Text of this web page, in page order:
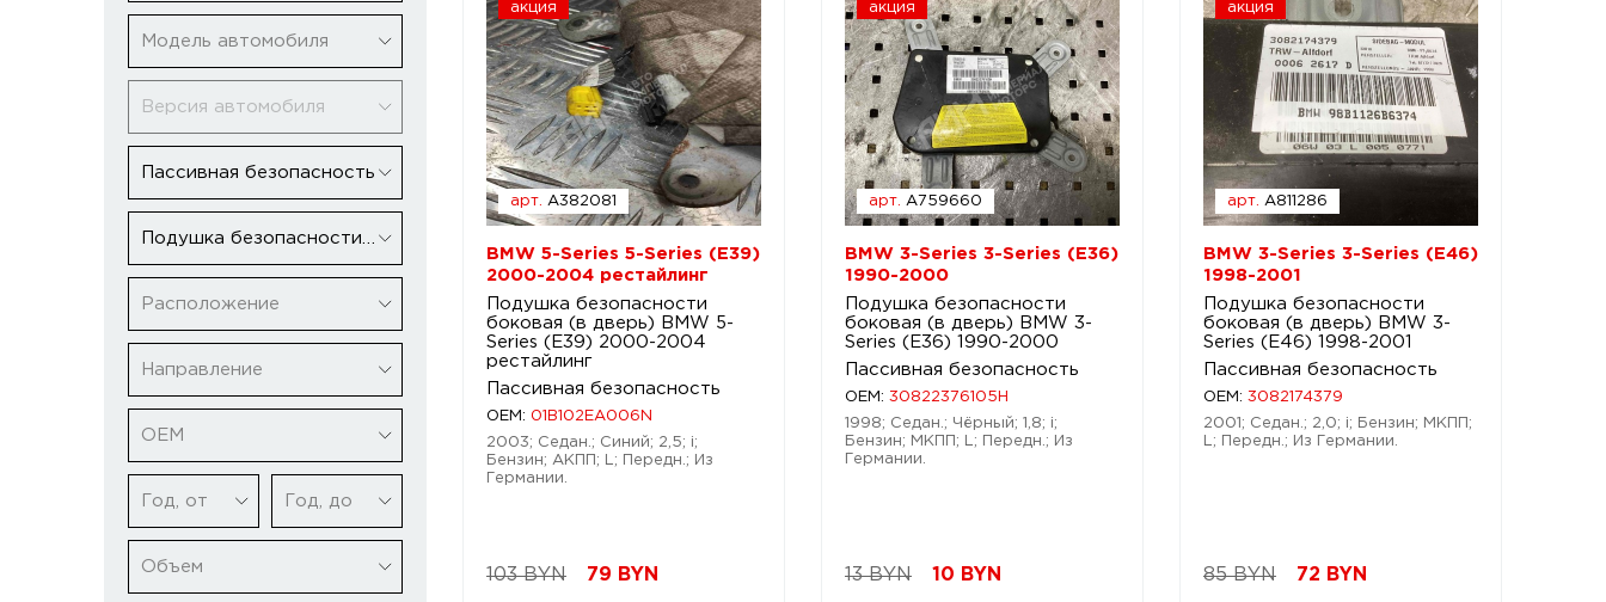
Модель автомобиля
Версия автомобиля
Пассивная безопасность
Расположение
Направление
ОЕМ
Год, от Год, до
Объем
акция
арт. A382081
BMW 5-Series 5-Series (E39)
2000-2004 рестайлинг
Подушка безопасности
боковая (в дверь) BMW 5-
Series (E39) 2000-2004
рестайлинг
Пассивная безопасность
OEM: 01B102EA006N
2003; Седан.; Синий; 2,5; i;
Бензин; АКПП; L; Передн.; Из
Германии.
103 BYN 79 BYN
акция
арт. A759660
BMW 3-Series 3-Series (E36)
1990-2000
Подушка безопасности
боковая (в дверь) BMW 3-
Series (E36) 1990-2000
Пассивная безопасность
OEM: 30822376105H
1998; Седан.; Чёрный; 1,8; i;
Бензин; МКПП; L; Передн.; Из
Германии.
13 BYN 10 BYN
акция
арт. A811286
BMW 3-Series 3-Series (E46)
1998-2001
Подушка безопасности
боковая (в дверь) BMW 3-
Series (E46) 1998-2001
Пассивная безопасность
OEM: 3082174379
2001; Седан.; 2,0; i; Бензин; МКПП;
L; Передн.; Из Германии.
85 BYN 72 BYN